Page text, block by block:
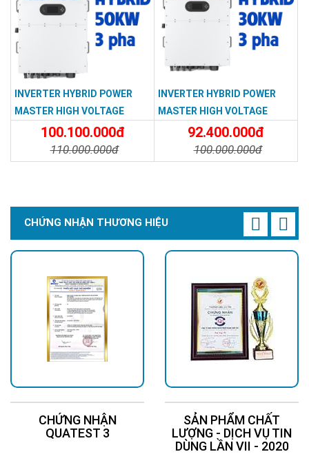
INVERTER HYBRID POWER
MASTER HIGH VOLTAGE
50KW 3P PD0500G-TPS-EU
100.100.000đ
110.000.000đ
INVERTER HYBRID POWER
MASTER HIGH VOLTAGE
30KW 3P PD0300G-TPS-EU
92.400.000đ
100.000.000đ
CHỨNG NHẬN THƯƠNG HIỆU
CHỨNG NHẬN
QUATEST 3
SẢN PHẨM CHẤT
LƯỢNG - DỊCH VỤ TIN
DÙNG LẦN VII - 2020